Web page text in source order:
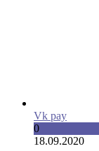
Vk pay
0
18.09.2020